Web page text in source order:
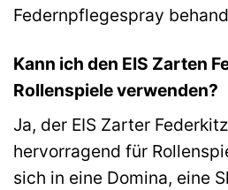
Federnpflegespray
Kann ich den EIS Zarten
Rollenspiele verwenden?
Ja, der EIS Zarter
hervorragend für
sich in eine Domina, eine